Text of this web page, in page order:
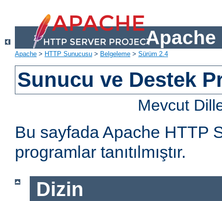
Apache
Apache > HTTP Sunucusu > Belgeleme > Sürüm 2.4
Sunucu ve Destek
Mevcut
Bu sayfada Apache HTTP
programlar tanıtılmıştır.
Dizin